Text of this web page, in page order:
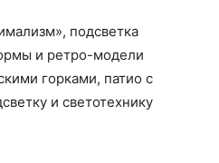
подсветка
и ретро-модели
горками, патио с
и светотехнику